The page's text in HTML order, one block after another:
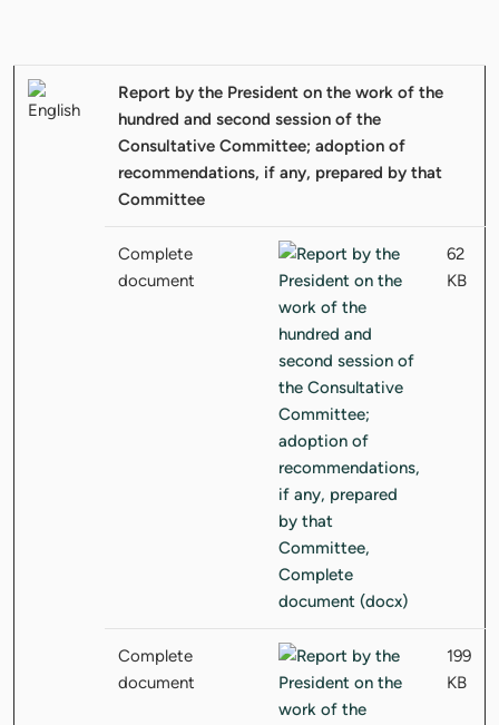
Report by the President on the work of the
hundred and second session of the
Consultative Committee; adoption of
recommendations, if any, prepared by that
Committee
Complete
document
62
KB
Complete
document
199
KB